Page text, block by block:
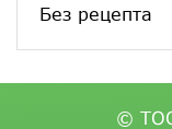
Без рецепта
©